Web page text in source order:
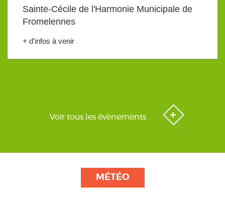
Sainte-Cécile de l'Harmonie Municipale de
Fromelennes
+ d'infos à venir
Voir tous les évènements
MÉTÉO